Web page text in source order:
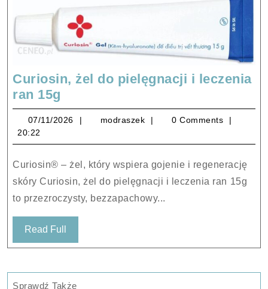
Curiosin, żel do pielęgnacji i leczenia
ran 15g
żel
do
pielęgnacji
leczenia
ran
15g
07/11/2026 07/11/2026
modraszek modraszek
0 Comments
20:22
Curiosin® – żel, który wspiera gojenie i regenerację
skóry Curiosin, żel do pielęgnacji i leczenia ran 15g
to przezroczysty, bezzapachowy...
Read Full
Full
Sprawdź Także